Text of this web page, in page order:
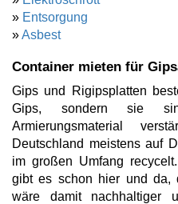
» Entsorgung
»Asbest
Container mieten für
Gips und Rigipsplatten
Gips, sondern sie
Armierungsmaterial
Deutschland meistens auf
im großen Umfang
gibt es schon hier und da,
wäre damit nachhaltiger